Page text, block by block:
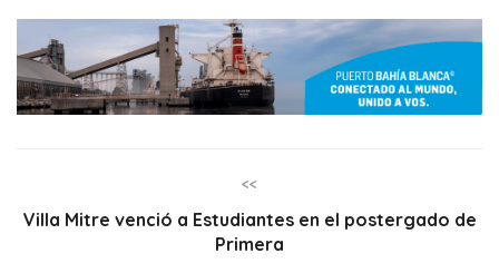
<<
Villa Mitre venció a Estudiantes en el postergado de
Primera